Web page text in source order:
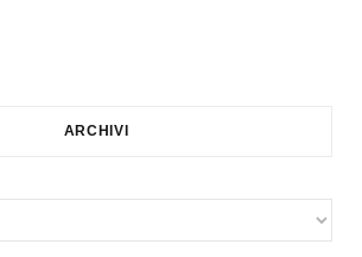
ARCHIVI